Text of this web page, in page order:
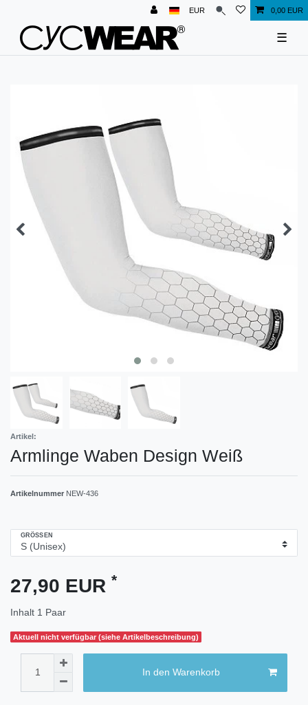
EUR 0,00 EUR
☰
Artikel:
Armlinge Waben Design Weiß
Artikelnummer NEW-436
GRÖSSEN
27,90 EUR *
Inhalt 1 Paar
Aktuell nicht verfügbar (siehe Artikelbeschreibung)
In den Warenkorb